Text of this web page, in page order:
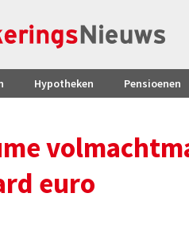
Hypotheken Pensioenen
euro